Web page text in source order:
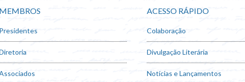
MEMBROS
Presidentes
ACESSO RÁPIDO
Colaboração
Divulgação Literária
Notícias e Lançamentos